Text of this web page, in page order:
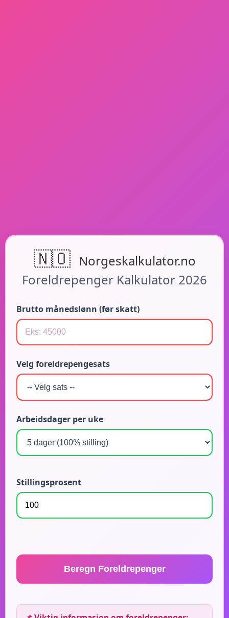
🇳🇴 Norgeskalkulator.no
Foreldrepenger Kalkulator 2026
Brutto månedslønn (før skatt)
Velg foreldrepengesats
Arbeidsdager per uke
Stillingsprosent
Beregn Foreldrepenger